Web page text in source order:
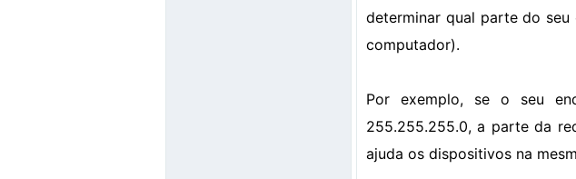
determinar qual parte do
computador).
Por exemplo, se o seu
255.255.255.0, a parte da
ajuda os dispositivos na